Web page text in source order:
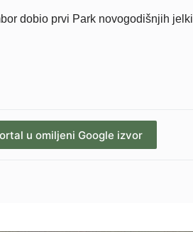
dobio prvi Park novogodišnjih jelki
u omiljeni Google izvor